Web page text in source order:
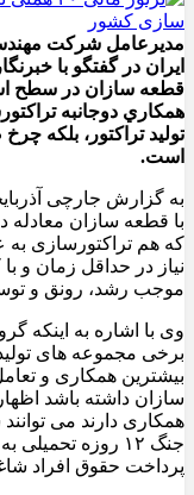
مديرعامل شرکت
ايران در گفتگو با
قطعه سازان در سطح
همکاري دوجانبه
توليد تراکتور، بلکه
است.
به گزارش جارچی
با قطعه سازان معادله
که هم تراکتورسازی به
نیاز در حداقل زمان و
موجب رشد، رونق و
وی با اشاره به اینکه
برخی مجموعه های
بیشترین همکاری و
سازان داشته باشد
همکاری دارند می
جنگ ۱۲ روزه
پرداخت حقوق افراد